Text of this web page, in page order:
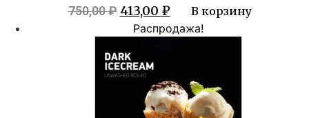
750,00₽ Первоначальная
цена
750,00 ₽.
413,00 ₽Текущая
цена:
В корзину
Распродажа!